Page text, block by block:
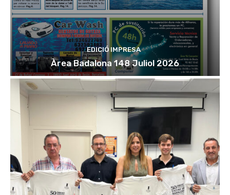
EDICIÓ IMPRESA
Àrea Badalona 148 Juliol 2026